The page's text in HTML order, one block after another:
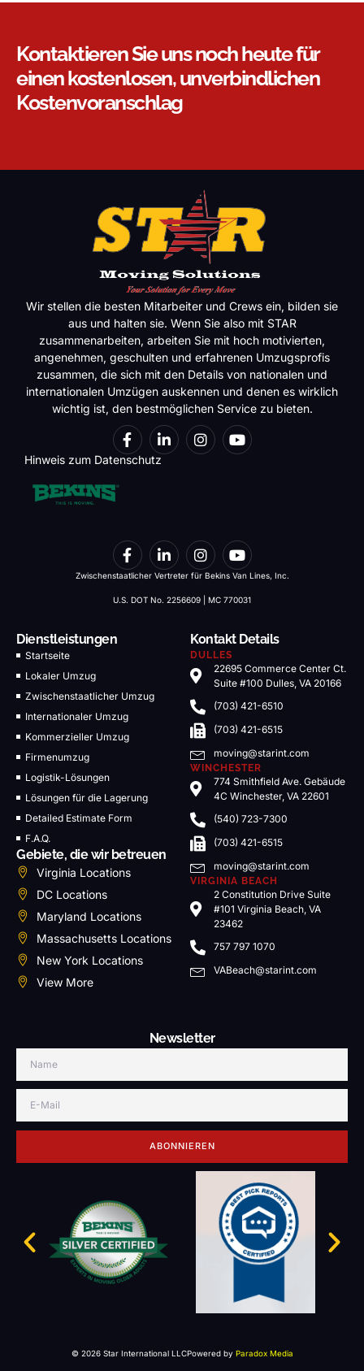
Kontaktieren Sie uns noch heute für
einen kostenlosen, unverbindlichen
Kostenvoranschlag
Wir stellen die besten Mitarbeiter und Crews ein, bilden sie
aus und halten sie. Wenn Sie also mit STAR
zusammenarbeiten, arbeiten Sie mit hoch motivierten,
angenehmen, geschulten und erfahrenen Umzugsprofis
zusammen, die sich mit den Details von nationalen und
internationalen Umzügen auskennen und denen es wirklich
wichtig ist, den bestmöglichen Service zu bieten.
Hinweis zum Datenschutz
Zwischenstaatlicher Vertreter für Bekins Van Lines, Inc.
U.S. DOT No. 2256609 | MC 770031
Dienstleistungen
Startseite
Lokaler Umzug
Zwischenstaatlicher Umzug
Internationaler Umzug
Kommerzieller Umzug
Firmenumzug
Logistik-Lösungen
Lösungen für die Lagerung
Detailed Estimate Form
F.A.Q.
Gebiete, die wir betreuen
Virginia Locations
DC Locations
Maryland Locations
Massachusetts Locations
New York Locations
View More
Kontakt Details
DULLES
22695 Commerce Center Ct.
Suite #100 Dulles, VA 20166
(703) 421-6510
(703) 421-6515
moving@starint.com
WINCHESTER
774 Smithfield Ave. Gebäude
4C Winchester, VA 22601
(540) 723-7300
(703) 421-6515
moving@starint.com
VIRGINIA BEACH
2 Constitution Drive Suite
#101 Virginia Beach, VA
23462
757 797 1070
VABeach@starint.com
Newsletter
ABONNIEREN
© 2026 Star International LLCPowered by Paradox Media